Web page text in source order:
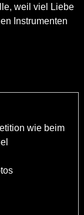
weil viel Liebe
Instrumenten
wie beim